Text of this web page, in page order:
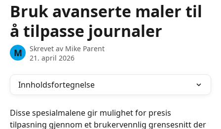
Bruk avanserte maler til
å tilpasse journaler
M Skrevet av Mike Parent
21. april 2026
Innholdsfortegnelse
Disse spesialmalene gir mulighet for presis
tilpasning gjennom et brukervennlig grensesnitt der